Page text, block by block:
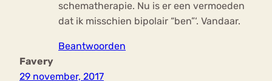
schematherapie. Nu is er een vermoeden
dat ik misschien bipolair “ben”‘. Vandaar.
Beantwoorden
Favery
29 november, 2017